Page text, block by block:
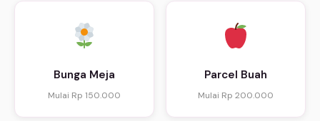
Bunga Meja
Mulai Rp 150.000
Parcel Buah
Mulai Rp 200.000